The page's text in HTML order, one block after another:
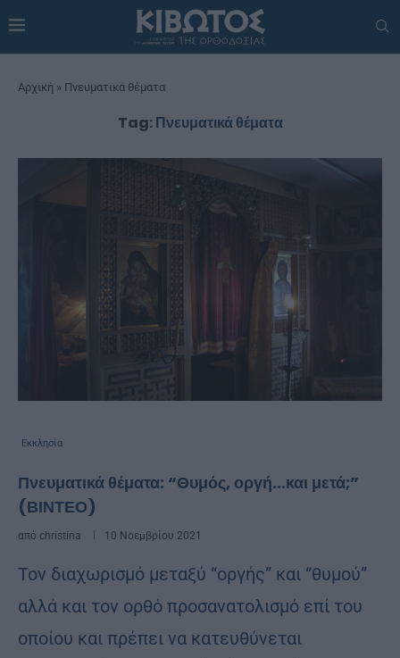
Αρχική » Πνευματικά θέματα
Tag:Πνευματικά θέματα
Εκκλησία
Πνευματικά θέματα: “Θυμός, οργή…και μετά;”
(ΒΙΝΤΕΟ)
από christina 10 Νοεμβρίου 2021
Τον διαχωρισμό μεταξύ “οργής” και “θυμού”
αλλά και τον ορθό προσανατολισμό επί του
οποίου και πρέπει να κατευθύνεται